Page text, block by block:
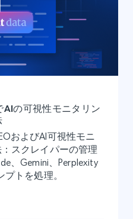
の可視性モニタリン
およびAI可視性モニ
スクレイパーの管理
、Gemini、Perplexity
トを処理。